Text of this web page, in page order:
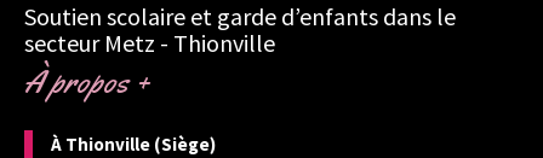
Soutien scolaire et garde d’enfants dans le
secteur Metz - Thionville
À propos +
À Thionville (Siège)